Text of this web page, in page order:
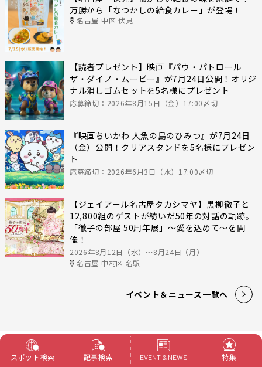
万勝から「なつかしの給食カレー」が登場！
名古屋 中区 伏見
【読者プレゼント】映画『パウ・パトロール
ザ・ダイノ・ムービー』が7月24日公開！オリジ
ナル消しゴムセットを5名様にプレゼント
応募締切：2026年8月15日（金）17:00〆切
『映画ちいかわ 人魚の島のひみつ』が7月24日
（金）公開！クリアスタンドを5名様にプレゼン
ト
応募締切：2026年6月3日（水）17:00〆切
【ジェイアール名古屋タカシマヤ】黒柳徹子と
12,800組のゲストが紡いだ50年の対話の軌跡。
「徹子の部屋 50周年展」～愛を込めて～を開
催！
2026年8月12日（水）〜8月24日（月）
名古屋 中村区 名駅
イベント＆ニュース一覧へ
スポット検索 記事検索 EVENT & NEWS 特集